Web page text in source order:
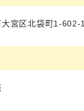
宮区北袋町1-602-1